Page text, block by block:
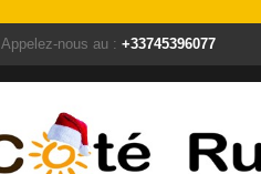
Appelez-nous au : +33745396077